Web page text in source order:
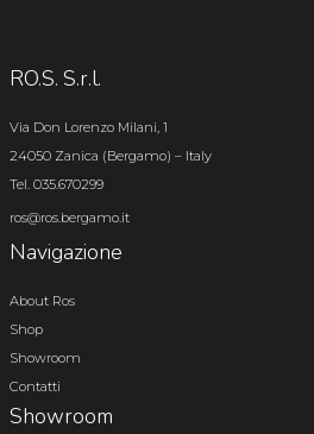
RO.S. S.r.l.
Via Don Lorenzo Milani, 1
24050 Zanica (Bergamo) – Italy
Tel. 035.670299
ros@ros.bergamo.it
Navigazione
About Ros
Shop
Showroom
Contatti
Showroom